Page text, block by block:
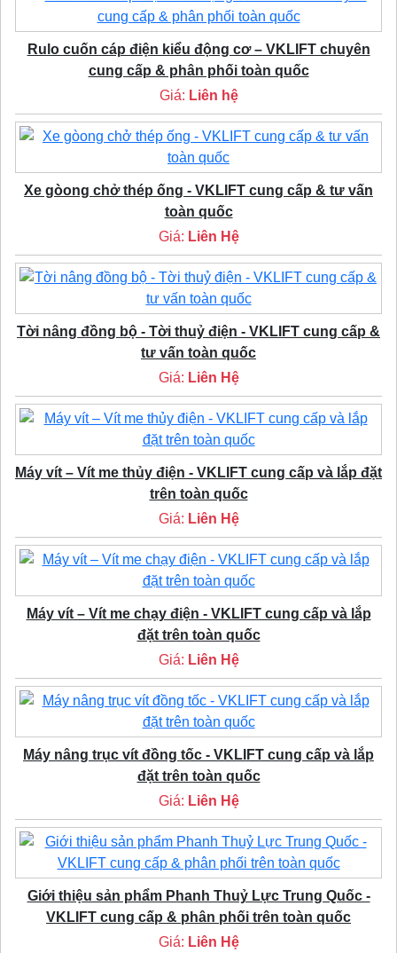
Rulo cuốn cáp điện kiểu động cơ – VKLIFT chuyên
cung cấp & phân phối toàn quốc
Giá: Liên hệ
Xe gòong chở thép ống - VKLIFT cung cấp & tư vấn
toàn quốc
Giá: Liên Hệ
Tời nâng đồng bộ - Tời thuỷ điện - VKLIFT cung cấp &
tư vấn toàn quốc
Giá: Liên Hệ
Máy vít – Vít me thủy điện - VKLIFT cung cấp và lắp đặt
trên toàn quốc
Giá: Liên Hệ
Máy vít – Vít me chạy điện - VKLIFT cung cấp và lắp
đặt trên toàn quốc
Giá: Liên Hệ
Máy nâng trục vít đồng tốc - VKLIFT cung cấp và lắp
đặt trên toàn quốc
Giá: Liên Hệ
Giới thiệu sản phẩm Phanh Thuỷ Lực Trung Quốc -
VKLIFT cung cấp & phân phối trên toàn quốc
Giá: Liên Hệ